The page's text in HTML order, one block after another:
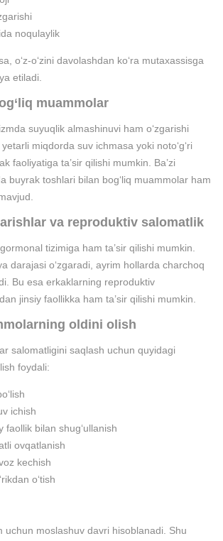
noqulaylik
o‘z-o‘zini davolashdan ko‘ra mutaxassisga
etiladi.
muammolar
suyuqlik almashinuvi ham o‘zgarishi
miqdorda suv ichmasa yoki noto‘g‘ri
faoliyatiga ta’sir qilishi mumkin. Ba’zi
buyrak toshlari bilan bog‘liq muammolar ham
va reproduktiv salomatlik
tizimiga ham ta’sir qilishi mumkin.
darajasi o‘zgaradi, ayrim hollarda charchoq
Bu esa erkaklarning reproduktiv
jinsiy faollikka ham ta’sir qilishi mumkin.
oldini olish
salomatligini saqlash uchun quyidagi
foydali:
ichish
faollik bilan shug‘ullanish
ovqatlanish
kechish
o‘tish
uchun moslashuv davri hisoblanadi. Shu